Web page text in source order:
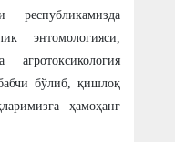
республикамизда
энтомологияси,
бўлиб, қишлоқ
ҳамоҳанг